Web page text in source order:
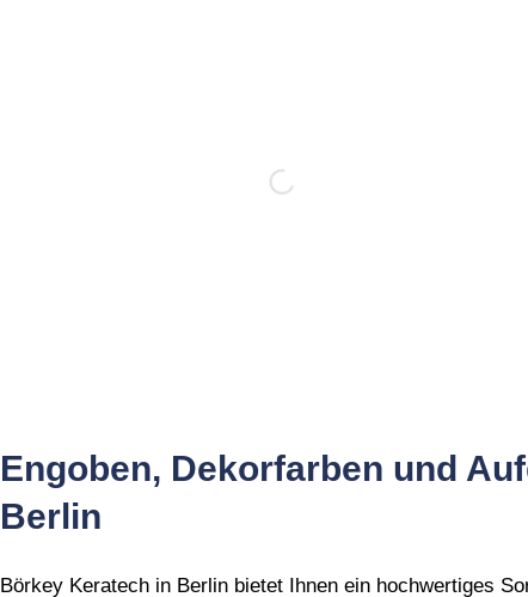
Engoben, Dekorfarben und
Berlin
Börkey Keratech in Berlin bietet Ihnen ein hochwertiges